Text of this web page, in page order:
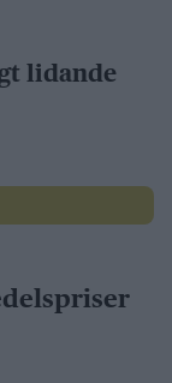
lidande